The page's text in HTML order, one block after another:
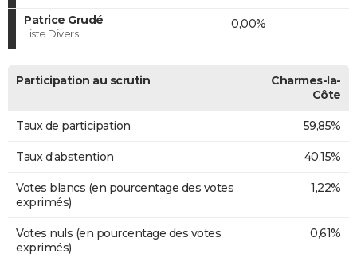
Patrice Grudé
Liste Divers
0,00%
Participation au scrutin
Charmes-la-
Côte
Taux de participation 59,85%
Taux d'abstention 40,15%
Votes blancs (en pourcentage des votes
exprimés)
1,22%
Votes nuls (en pourcentage des votes
exprimés)
0,61%